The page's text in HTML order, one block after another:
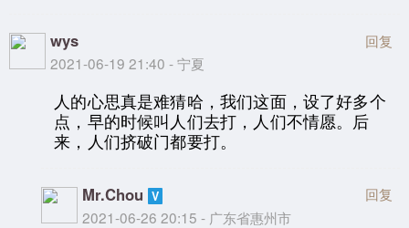
wys
2021-06-19 21:40 - 宁夏
回复
人的心思真是难猜哈，我们这面，设了好多个
点，早的时候叫人们去打，人们不情愿。后
来，人们挤破门都要打。
Mr.Chou
2021-06-26 20:15 - 广东省惠州市
回复